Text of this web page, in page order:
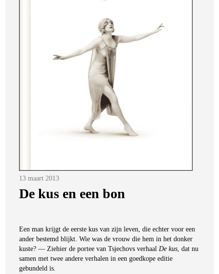
Posted
on
13 maart 2013
De kus en een bon
Een man krijgt de eerste kus van zijn leven, die echter voor een
ander bestemd blijkt. Wie was de vrouw die hem in het donker
kuste? — Ziehier de portee van Tsjechovs verhaalDe kus, dat nu
samen met twee andere verhalen in een goedkope editie
gebundeld is.